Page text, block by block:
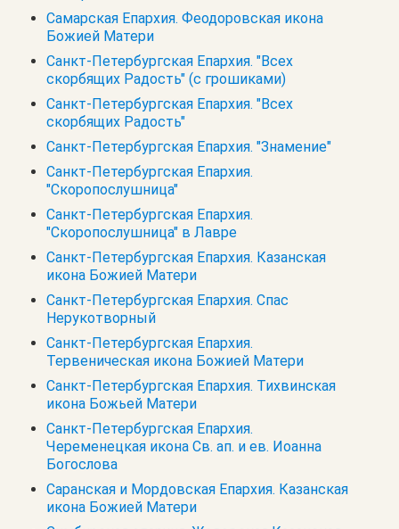
Самарская Епархия. Феодоровская икона
Божией Матери
Санкт-Петербургская Епархия. "Всех
скорбящих Радость" (с грошиками)
Санкт-Петербургская Епархия. "Всех
скорбящих Радость"
Санкт-Петербургская Епархия. "Знамение"
Санкт-Петербургская Епархия.
"Скоропослушница"
Санкт-Петербургская Епархия.
"Скоропослушница" в Лавре
Санкт-Петербургская Епархия. Казанская
икона Божией Матери
Санкт-Петербургская Епархия. Спас
Нерукотворный
Санкт-Петербургская Епархия.
Тервеническая икона Божией Матери
Санкт-Петербургская Епархия. Тихвинская
икона Божьей Матери
Санкт-Петербургская Епархия.
Череменецкая икона Св. ап. и ев. Иоанна
Богослова
Саранская и Мордовская Епархия. Казанская
икона Божией Матери